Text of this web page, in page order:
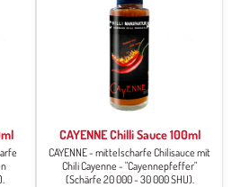
CAYENNE Chilli Sauce 100ml
CAYENNE - mittelscharfe Chilisauce mit
Chili Cayenne - "Cayennepfeffer"
(Schärfe 20 000 - 30 000 SHU).